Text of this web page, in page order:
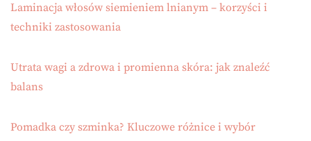
Laminacja włosów siemieniem lnianym – korzyści i
techniki zastosowania
Utrata wagi a zdrowa i promienna skóra: jak znaleźć
balans
Pomadka czy szminka? Kluczowe różnice i wybór